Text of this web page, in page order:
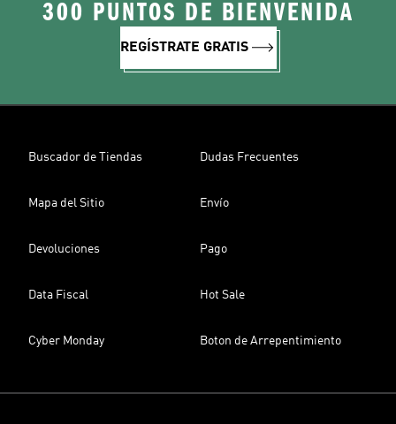
300 PUNTOS DE BIENVENIDA
REGÍSTRATE GRATIS
Buscador de Tiendas Dudas Frecuentes
Mapa del Sitio Envío
Devoluciones Pago
Data Fiscal Hot Sale
Cyber Monday Boton de Arrepentimiento